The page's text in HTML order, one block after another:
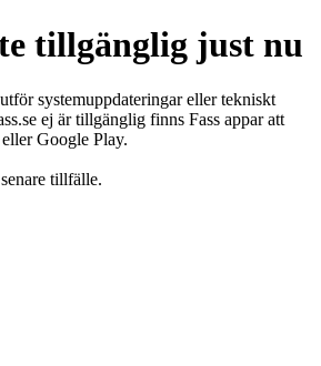
tillgänglig just nu
systemuppdateringar eller tekniskt
ej är tillgänglig finns Fass appar att
Google Play.
tillfälle.